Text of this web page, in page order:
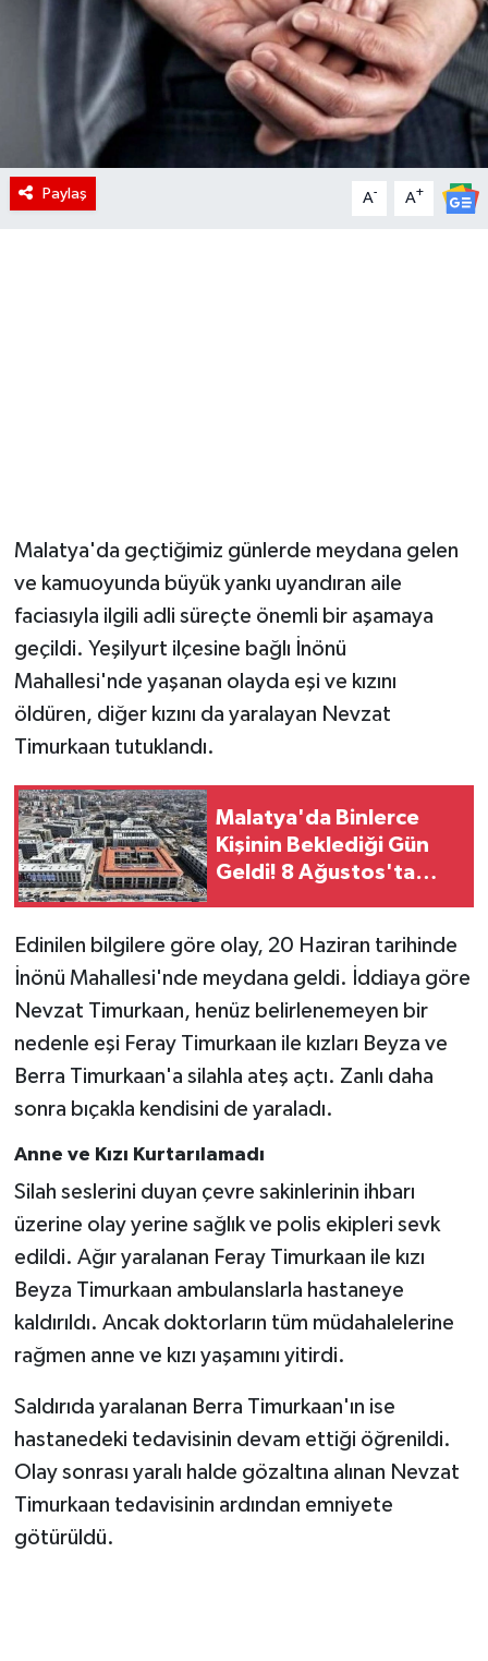
Paylaş A- A+
Malatya'da geçtiğimiz günlerde meydana gelen
ve kamuoyunda büyük yankı uyandıran aile
faciasıyla ilgili adli süreçte önemli bir aşamaya
geçildi. Yeşilyurt ilçesine bağlı İnönü
Mahallesi'nde yaşanan olayda eşi ve kızını
öldüren, diğer kızını da yaralayan Nevzat
Timurkaan tutuklandı.
Malatya'da Binlerce
Kişinin Beklediği Gün
Geldi! 8 Ağustos'ta
Edinilen bilgilere göre olay, 20 Haziran tarihinde
İnönü Mahallesi'nde meydana geldi. İddiaya göre
Nevzat Timurkaan, henüz belirlenemeyen bir
nedenle eşi Feray Timurkaan ile kızları Beyza ve
Berra Timurkaan'a silahla ateş açtı. Zanlı daha
sonra bıçakla kendisini de yaraladı.
Anne ve Kızı Kurtarılamadı
Silah seslerini duyan çevre sakinlerinin ihbarı
üzerine olay yerine sağlık ve polis ekipleri sevk
edildi. Ağır yaralanan Feray Timurkaan ile kızı
Beyza Timurkaan ambulanslarla hastaneye
kaldırıldı. Ancak doktorların tüm müdahalelerine
rağmen anne ve kızı yaşamını yitirdi.
Saldırıda yaralanan Berra Timurkaan'ın ise
hastanedeki tedavisinin devam ettiği öğrenildi.
Olay sonrası yaralı halde gözaltına alınan Nevzat
Timurkaan tedavisinin ardından emniyete
götürüldü.